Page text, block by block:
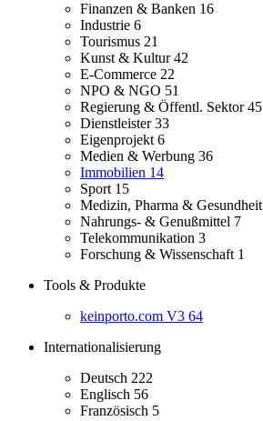
Finanzen & Banken 16
Industrie 6
Tourismus 21
Kunst & Kultur42
E-Commerce 22
NPO & NGO 51
Regierung & Öffentl. Sektor45
Dienstleister33
Eigenprojekt 6
Medien & Werbung 36
Immobilien 14
Sport 15
Medizin, Pharma & Gesundheit
Nahrungs- & Genußmittel 7
Telekommunikation 3
Forschung & Wissenschaft 1
Tools & Produkte
keinporto.com V3 64
Internationalisierung
Deutsch 222
Englisch 56
Französisch 5